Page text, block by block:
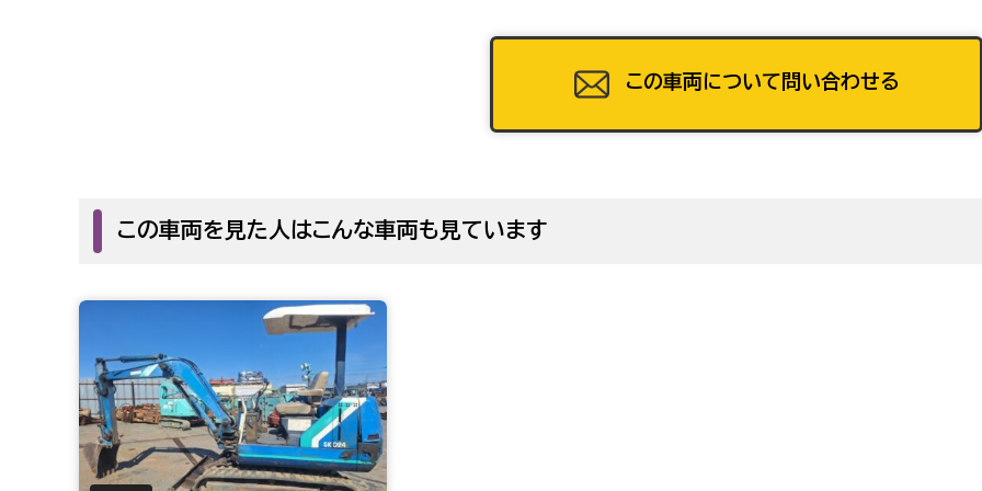
この車両について問い合わせる
この車両を見た人はこんな車両も見ています